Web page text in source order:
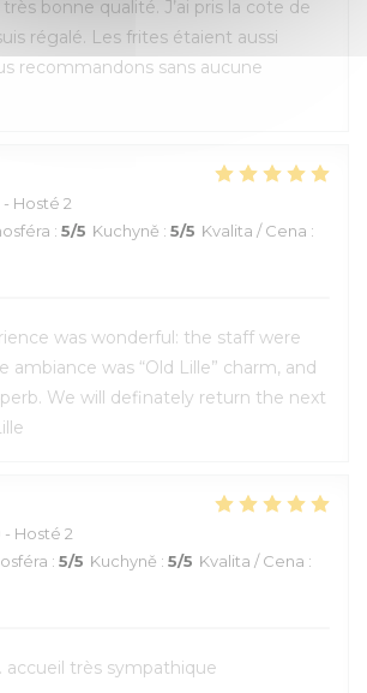
bonne qualité. J’ai pris la cote de
régalé. Les frites étaient aussi
recommandons sans aucune
- Hosté 2
: 5/5 Kuchyně : 5/5 Kvalita / Cena :
was wonderful: the staff were
ambiance was “Old Lille” charm, and
We will definately return the next
- Hosté 2
: 5/5 Kuchyně : 5/5 Kvalita / Cena :
accueil très sympathique